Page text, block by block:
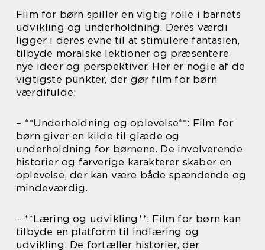
Film for børn spiller en vigtig rolle i barnets
udvikling og underholdning. Deres værdi
ligger i deres evne til at stimulere fantasien,
tilbyde moralske lektioner og præsentere
nye ideer og perspektiver. Her er nogle af de
vigtigste punkter, der gør film for børn
værdifulde:
– **Underholdning og oplevelse**: Film for
børn giver en kilde til glæde og
underholdning for børnene. De involverende
historier og farverige karakterer skaber en
oplevelse, der kan være både spændende og
mindeværdig.
– **Læring og udvikling**: Film for børn kan
tilbyde en platform til indlæring og
udvikling. De fortæller historier, der